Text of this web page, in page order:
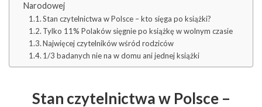
Narodowej
Stan czytelnictwa w Polsce – kto sięga po książki?
Tylko 11% Polaków sięgnie po książkę w wolnym czasie
Najwięcej czytelników wśród rodziców
1/3 badanych nie na w domu ani jednej książki
Stan czytelnictwa w Polsce –